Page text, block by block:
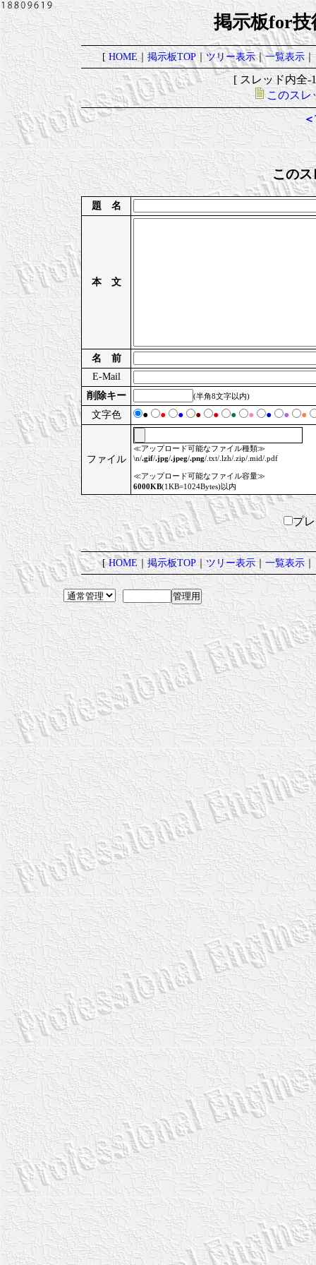
掲示板for技
[HOME｜掲示板TOP｜ツリー表示｜一覧表示｜
[ スレッド内全
このスレ
このス
題 名
本 文
名 前
E-Mail
削除キー
(半角8文字以内)
文字色 ● ● ● ● ● ● ● ● ● ●
ファイル
≪アップロード可能なファイル種類≫
\n/.gif/.jpg/.jpeg/.png/.txt/.lzh/.zip/.mid/.pdf
≪アップロード可能なファイル容量≫
6000KB(1KB=1024Bytes)以内
プ
[HOME｜掲示板TOP｜ツリー表示｜一覧表示｜